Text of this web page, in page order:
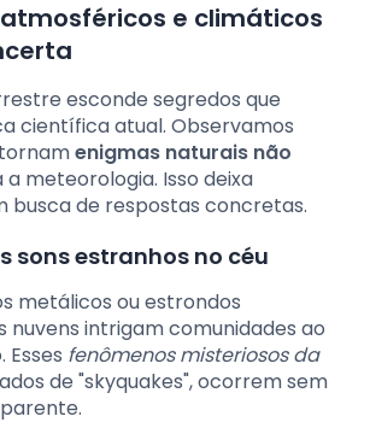
e climáticos
esconde segredos que
científica atual. Observamos
enigmas naturais não
a meteorologia. Isso deixa
busca de respostas concretas.
sons estranhos no céu
metálicos ou estrondos
nuvens intrigam comunidades ao
Esses fenômenos misteriosos da
de "skyquakes", ocorrem sem